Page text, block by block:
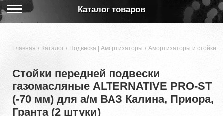
Каталог товаров
Главная Каталог Подвеска | Амортизаторы Амортизаторы и стойки
Стойки передней подвески
газомасляные ALTERNATIVE PRO-ST
(-70 мм) для а/м ВАЗ Калина, Приора,
Гранта (2 штуки)